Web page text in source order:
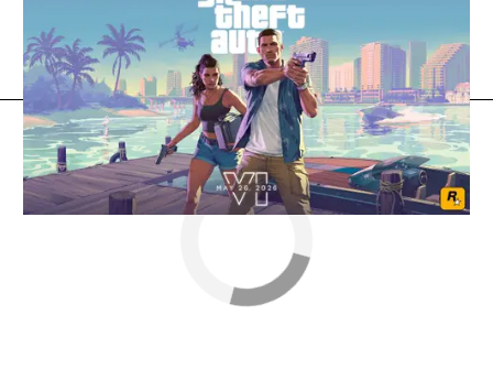
Youtubers
Flooxer Now » Noticias